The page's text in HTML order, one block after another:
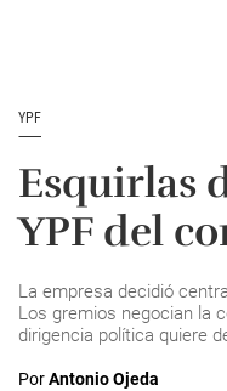
YPF
Esquirlas
YPF del
La empresa decidió
Los gremios negocian la
dirigencia política quiere
PorAntonio Ojeda